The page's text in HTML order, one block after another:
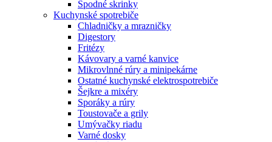
Spodné skrinky
Kuchynské spotrebiče
Chladničky a mrazničky
Digestory
Fritézy
Kávovary a varné kanvice
Mikrovlnné rúry a minipekárne
Ostatné kuchynské elektrospotrebiče
Šejkre a mixéry
Sporáky a rúry
Toustovače a grily
Umývačky riadu
Varné dosky